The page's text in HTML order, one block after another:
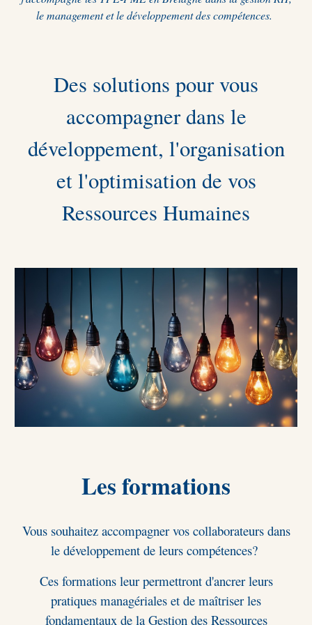
le management et le développement des compétences.
Des solutions pour vous
accompagner dans le
développement, l'organisation
et l'optimisation de vos
Ressources Humaines
Les formations
Vous souhaitez accompagner vos collaborateurs dans
le développement de leurs compétences?
Ces formations leur permettront d'ancrer leurs
pratiques managériales et de maîtriser les
fondamentaux de la Gestion des Ressources